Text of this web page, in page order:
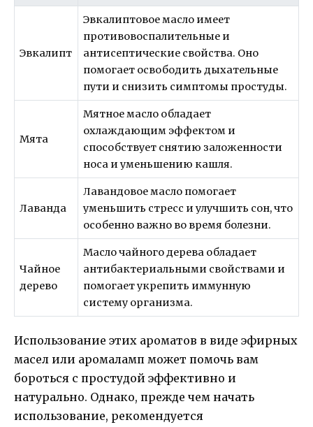
Эвкалипт
Эвкалиптовое масло имеет
противовоспалительные и
антисептические свойства. Оно
помогает освободить дыхательные
пути и снизить симптомы простуды.
Мята
Мятное масло обладает
охлаждающим эффектом и
способствует снятию заложенности
носа и уменьшению кашля.
Лаванда
Лавандовое масло помогает
уменьшить стресс и улучшить сон, что
особенно важно во время болезни.
Чайное
дерево
Масло чайного дерева обладает
антибактериальными свойствами и
помогает укрепить иммунную
систему организма.
Использование этих ароматов в виде эфирных
масел или аромаламп может помочь вам
бороться с простудой эффективно и
натурально. Однако, прежде чем начать
использование, рекомендуется